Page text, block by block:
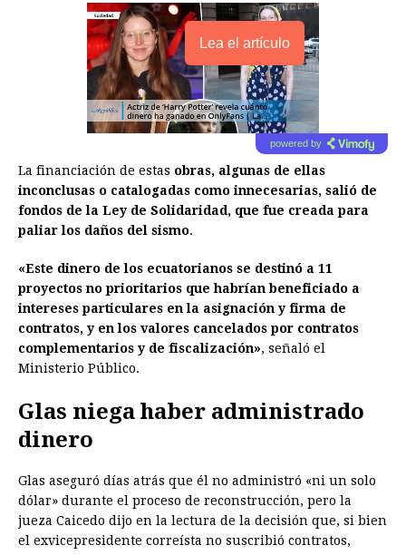
Lea el artículo
powered by
La financiación de estas obras, algunas de ellas
inconclusas o catalogadas como innecesarias, salió de
fondos de la Ley de Solidaridad, que fue creada para
paliar los daños del sismo.
«Este dinero de los ecuatorianos se destinó a 11
proyectos no prioritarios que habrían beneficiado a
intereses particulares en la asignación y firma de
contratos, y en los valores cancelados por contratos
complementarios y de fiscalización», señaló el
Ministerio Público.
Glas niega haber administrado
dinero
Glas aseguró días atrás que él no administró «ni un solo
dólar» durante el proceso de reconstrucción, pero la
jueza Caicedo dijo en la lectura de la decisión que, si bien
el exvicepresidente correísta no suscribió contratos,